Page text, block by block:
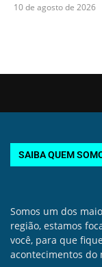
10 de agosto de 2026
SAIBA QUEM
Somos um dos
região, estamos
você, para que
acontecimentos do